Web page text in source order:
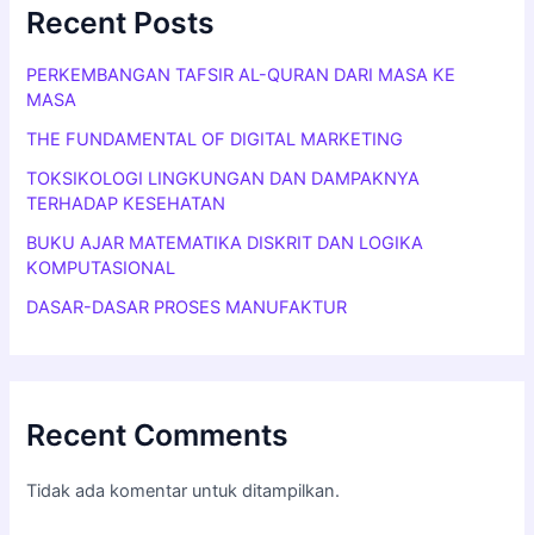
Recent Posts
PERKEMBANGAN TAFSIR AL-QURAN DARI MASA KE
MASA
THE FUNDAMENTAL OF DIGITAL MARKETING
TOKSIKOLOGI LINGKUNGAN DAN DAMPAKNYA
TERHADAP KESEHATAN
BUKU AJAR MATEMATIKA DISKRIT DAN LOGIKA
KOMPUTASIONAL
DASAR-DASAR PROSES MANUFAKTUR
Recent Comments
Tidak ada komentar untuk ditampilkan.